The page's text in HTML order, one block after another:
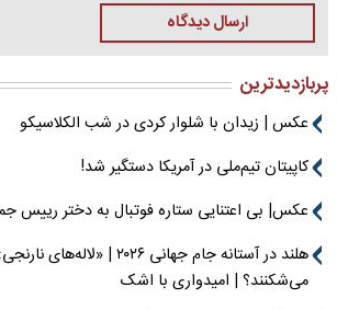
ارسال دیدگاه
پربازدیدترین
عکس | زیدان با شلوار کردی در شب الکلاسیکو
کاپیتان تیم‌ملی در آمریکا دستگیر شد!
عکس| بی اعتنایی ستاره فوتبال به دختر رییس
هلند در آستانه جام جهانی ۲۰۲۶ |
می‌شکنند؟ | امیدواری با اشک